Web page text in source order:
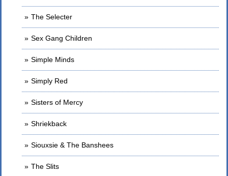
The Selecter
Sex Gang Children
Simple Minds
Simply Red
Sisters of Mercy
Shriekback
Siouxsie & The Banshees
The Slits